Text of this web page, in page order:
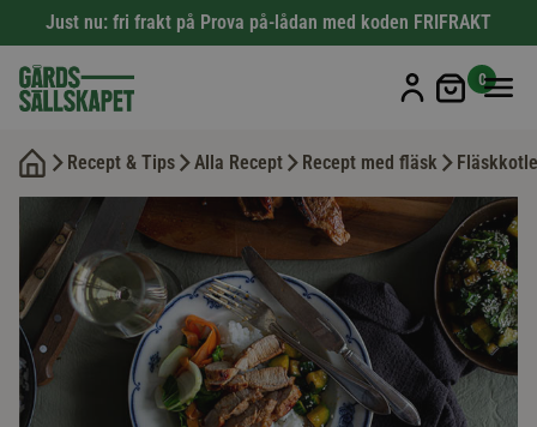
Just nu: fri frakt på Prova på-lådan med koden FRIFRAKT
Min
0
Recept & Tips Alla Recept Recept med fläsk